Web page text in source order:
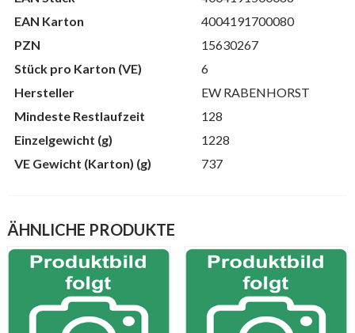
EAN Karton
4004191700080
PZN
15630267
Stück pro Karton (VE)
6
Hersteller
EW RABENHORST
Mindeste Restlaufzeit
128
Einzelgewicht (g)
1228
VE Gewicht (Karton) (g)
737
ÄHNLICHE PRODUKTE